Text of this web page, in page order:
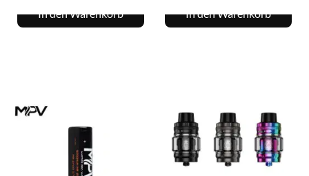
In den Warenkorb In den Warenkorb